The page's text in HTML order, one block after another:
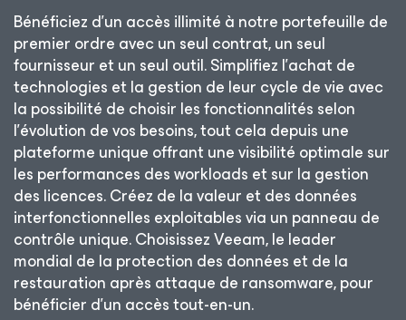
Bénéficiez d’un accès illimité à notre portefeuille de
premier ordre avec un seul contrat, un seul
fournisseur et un seul outil. Simplifiez l’achat de
technologies et la gestion de leur cycle de vie avec
la possibilité de choisir les fonctionnalités selon
l’évolution de vos besoins, tout cela depuis une
plateforme unique offrant une visibilité optimale sur
les performances des workloads et sur la gestion
des licences. Créez de la valeur et des données
interfonctionnelles exploitables via un panneau de
contrôle unique. Choisissez Veeam, le leader
mondial de la protection des données et de la
restauration après attaque de ransomware, pour
bénéficier d’un accès tout-en-un.